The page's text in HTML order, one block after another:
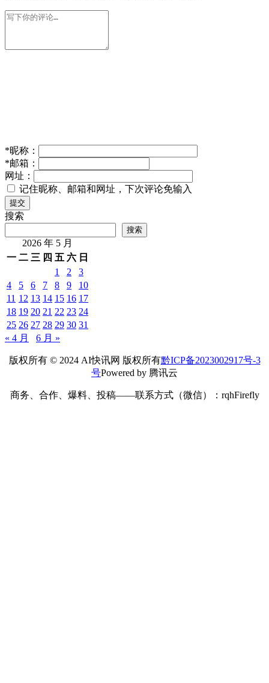
*昵称：
*邮箱：
网址：
记住昵称、邮箱和网址，下次评论免输入
提交
搜索
搜索
2026 年 5 月
一 二 三 四 五 六 日
1
2
3
4
5 6 7 8 9
10
11 12 13 14 15 16 17
18 19 20 21 22 23 24
25 26 27 28 29 30 31
« 4 月
6 月 »
版权所有 © 2024 AI快讯网 版权所有黔ICP备2023002917号-3
号Powered by 腾讯云
商务、合作、爆料、投稿——联系方式（微信）：rqhFirefly